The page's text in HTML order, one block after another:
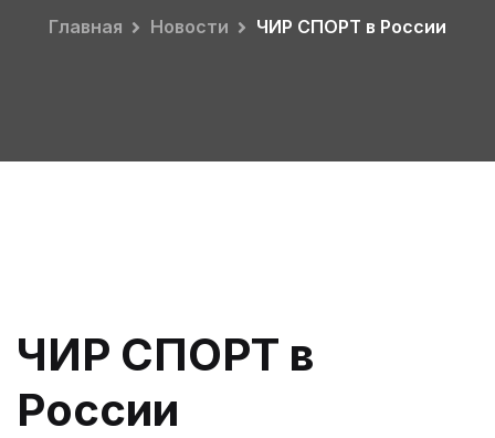
Главная Новости ЧИР СПОРТ в России
ЧИР СПОРТ в
России